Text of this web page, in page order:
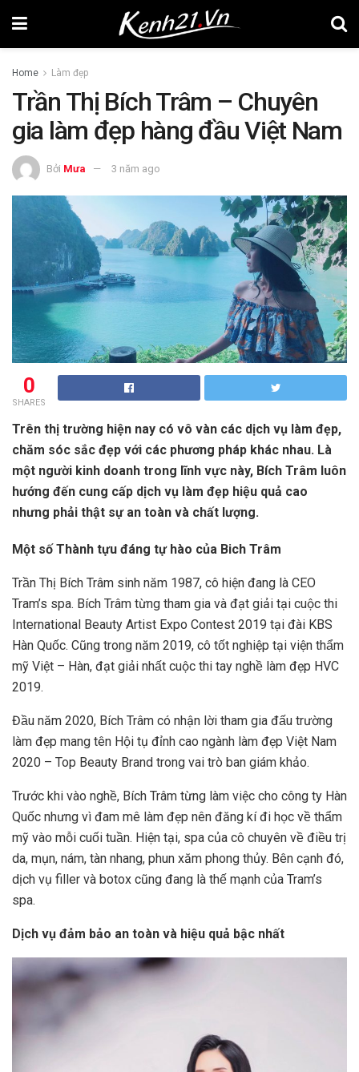
Home Làm đẹp
Trần Thị Bích Trâm – Chuyên
gia làm đẹp hàng đầu Việt Nam
Bởi Mưa 3 năm ago
0
SHARES
Trên thị trường hiện nay có vô vàn các dịch vụ làm đẹp,
chăm sóc sắc đẹp với các phương pháp khác nhau. Là
một người kinh doanh trong lĩnh vực này, Bích Trâm luôn
hướng đến cung cấp dịch vụ làm đẹp hiệu quả cao
nhưng phải thật sự an toàn và chất lượng.
Một số Thành tựu đáng tự hào của Bich Trâm
Trần Thị Bích Trâm sinh năm 1987, cô hiện đang là CEO
Tram’s spa. Bích Trâm từng tham gia và đạt giải tại cuộc thi
International Beauty Artist Expo Contest 2019 tại đài KBS
Hàn Quốc. Cũng trong năm 2019, cô tốt nghiệp tại viện thẩm
mỹ Việt – Hàn, đạt giải nhất cuộc thi tay nghề làm đẹp HVC
2019.
Đầu năm 2020, Bích Trâm có nhận lời tham gia đấu trường
làm đẹp mang tên Hội tụ đỉnh cao ngành làm đẹp Việt Nam
2020 – Top Beauty Brand trong vai trò ban giám khảo.
Trước khi vào nghề, Bích Trâm từng làm việc cho công ty Hàn
Quốc nhưng vì đam mê làm đẹp nên đăng kí đi học về thẩm
mỹ vào mỗi cuối tuần. Hiện tại, spa của cô chuyên về điều trị
da, mụn, nám, tàn nhang, phun xăm phong thủy. Bên cạnh đó,
dịch vụ filler và botox cũng đang là thế mạnh của Tram’s
spa.
Dịch vụ đảm bảo an toàn và hiệu quả bậc nhất